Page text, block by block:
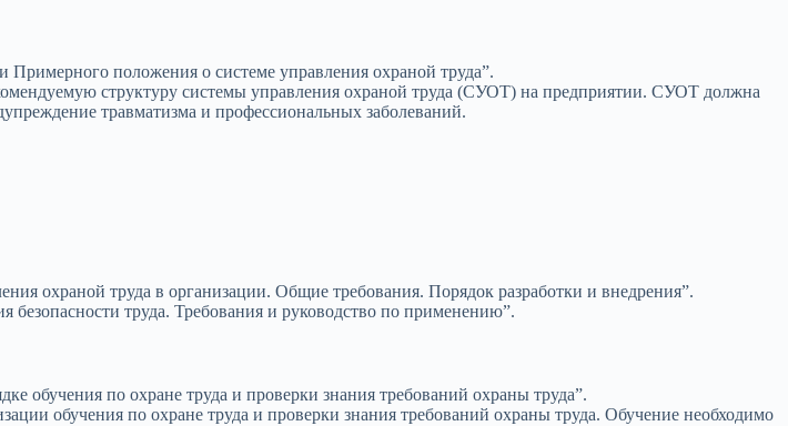
положения о системе управления охраной труда”.
структуру системы управления охраной труда (СУОТ) на предприятии. СУОТ должна
травматизма и профессиональных заболеваний.
охраной труда в организации. Общие требования. Порядок разработки и внедрения”.
труда. Требования и руководство по применению”.
обучения по охране труда и проверки знания требований охраны труда”.
обучения по охране труда и проверки знания требований охраны труда. Обучение необходимо